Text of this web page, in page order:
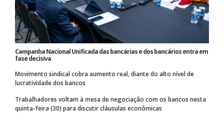
Campanha Nacional Unificada das bancárias e dos bancários entra em
fase decisiva
Movimento sindical cobra aumento real, diante do alto nível de
lucratividade dos bancos
Trabalhadores voltam à mesa de negociação com os bancos nesta
quinta-feira (30) para discutir cláusulas econômicas